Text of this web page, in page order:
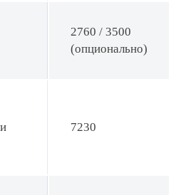
2760 / 3500
(опционально)
7230